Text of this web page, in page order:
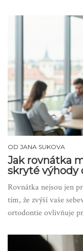
OD JANA SUKOVA
Jak rovnátka
skryté výhody
Rovnátka nejsou jen
tím, že zvýší vaše
ortodontie ovlivňuje